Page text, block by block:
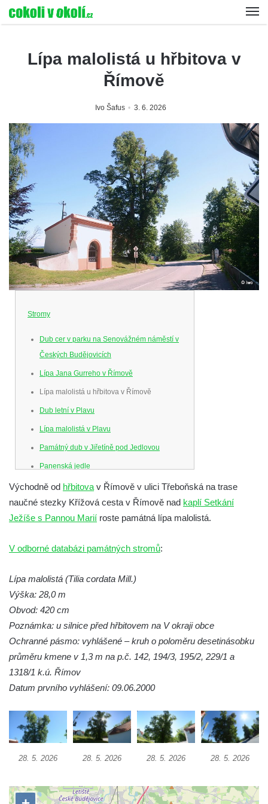
Lípa malolistá u hřbitova v
Římově
Ivo Šafus 3. 6. 2026
Stromy
Dub cer v parku na Senovážném náměstí v
Českých Budějovicích
Lípa Jana Gurreho v Římově
Lípa malolistá u hřbitova v Římově
Dub letní v Plavu
Lípa malolistá v Plavu
Památný dub v Jiřetíně pod Jedlovou
Panenská jedle
Dub Karla IV. v oboře Linhart v Karlových
Varech
Soudní lípa v Severním u Lobendavy
Strom na křižovatce u domu čp. 160 ve
Lípa 75. výročí výroby papíru ve Štětí na
Mírovém náměstí ve Štětí
Strom svobody (lípa republiky) na Mírovém
náměstí ve Štětí
Platany před hlavním nádražím v Děčíně
Pamětní lípa v ulici 1. máje v Lužci nad
Vltavou
Lípa srdčitá v Kozlovicích
Dub letní u břehu Labe v Dobříňském háji II.
Dub letní u Dobříně
Východně od hřbitova v Římově v ulici Třeboňská na trase
naučné stezky Křížová cesta v Římově nad kaplí Setkání
Ježíše s Pannou Marií roste památná lípa malolistá.
V odborné databázi památných stromů:
Lípa malolistá (Tilia cordata Mill.)
Výška: 28,0 m
Obvod: 420 cm
Poznámka: u silnice před hřbitovem na V okraji obce
Ochranné pásmo: vyhlášené – kruh o poloměru desetinásobku
průměru kmene v 1,3 m na p.č. 142, 194/3, 195/2, 229/1 a
1318/1 k.ú. Římov
Datum prvního vyhlášení: 09.06.2000
28. 5. 2026 28. 5. 2026 28. 5. 2026 28. 5. 2026